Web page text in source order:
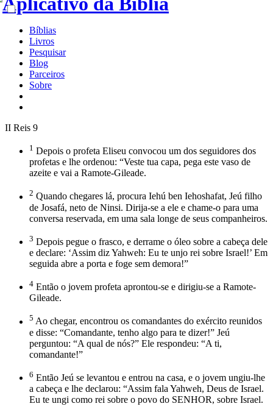
Bíblias
Livros
Pesquisar
Blog
Parceiros
Sobre
II Reis 9
1 Depois o profeta Eliseu convocou um dos seguidores dos
profetas e lhe ordenou: “Veste tua capa, pega este vaso de
azeite e vai a Ramote-Gileade.
2 Quando chegares lá, procura Iehú ben Iehoshafat, Jeú filho
de Josafá, neto de Ninsi. Dirija-se a ele e chame-o para uma
conversa reservada, em uma sala longe de seus companheiros.
3 Depois pegue o frasco, e derrame o óleo sobre a cabeça dele
e declare: ‘Assim diz Yahweh: Eu te unjo rei sobre Israel!’ Em
seguida abre a porta e foge sem demora!”
4 Então o jovem profeta aprontou-se e dirigiu-se a Ramote-
Gileade.
5 Ao chegar, encontrou os comandantes do exército reunidos
e disse: “Comandante, tenho algo para te dizer!” Jeú
perguntou: “A qual de nós?” Ele respondeu: “A ti,
comandante!”
6 Então Jeú se levantou e entrou na casa, e o jovem ungiu-lhe
a cabeça e lhe declarou: “Assim fala Yahweh, Deus de Israel.
Eu te ungi como rei sobre o povo do SENHOR, sobre Israel.